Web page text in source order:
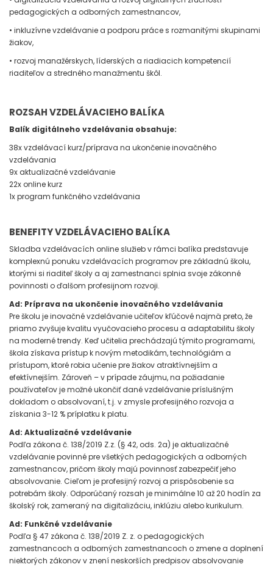
pedagogických a odborných zamestnancov,
• inkluzívne vzdelávanie a podporu práce s rozmanitými skupinami
žiakov,
• rozvoj manažérskych, líderských a riadiacich kompetencií
riaditeľov a stredného manažmentu škôl.
ROZSAH VZDELÁVACIEHO BALÍKA
Balík digitálneho vzdelávania obsahuje:
38x vzdelávací kurz/príprava na ukončenie inovačného
vzdelávania
9x aktualizačné vzdelávanie
22x online kurz
1x program funkčného vzdelávania
BENEFITY VZDELÁVACIEHO BALÍKA
Skladba vzdelávacích online služieb v rámci balíka predstavuje
komplexnú ponuku vzdelávacích programov pre základnú školu,
ktorými si riaditeľ školy a aj zamestnanci splnia svoje zákonné
povinnosti o ďalšom profesijnom rozvoji.
Ad: Príprava na ukončenie inovačného vzdelávania
Pre školu je inovačné vzdelávanie učiteľov kľúčové najmä preto, že
priamo zvyšuje kvalitu vyučovacieho procesu a adaptabilitu školy
na moderné trendy. Keď učitelia prechádzajú týmito programami,
škola získava prístup k novým metodikám, technológiám a
prístupom, ktoré robia učenie pre žiakov atraktívnejším a
efektívnejším. Zároveň – v prípade záujmu, na požiadanie
používateľov je možné ukončiť dané vzdelávanie príslušným
dokladom o absolvovaní, t.j. v zmysle profesijného rozvoja a
získania 3-12 % príplatku k platu.
Ad: Aktualizačné vzdelávanie
Podľa zákona č. 138/2019 Z.z. (§ 42, ods. 2a) je aktualizačné
vzdelávanie povinné pre všetkých pedagogických a odborných
zamestnancov, pričom školy majú povinnosť zabezpečiť jeho
absolvovanie. Cieľom je profesijný rozvoj a prispôsobenie sa
potrebám školy. Odporúčaný rozsah je minimálne 10 až 20 hodín za
školský rok, zameraný na digitalizáciu, inklúziu alebo kurikulum.
Ad: Funkčné vzdelávanie
Podľa § 47 zákona č. 138/2019 Z. z. o pedagogických
zamestnancoch a odborných zamestnancoch o zmene a doplnení
niektorých zákonov v znení neskorších predpisov absolvovanie